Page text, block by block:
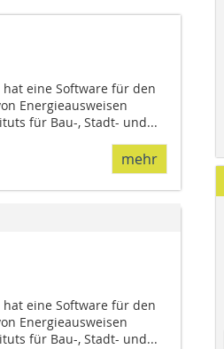
hat eine Software für den
Energieausweisen
für Bau-, Stadt- und...
mehr
hat eine Software für den
Energieausweisen
für Bau-, Stadt- und...